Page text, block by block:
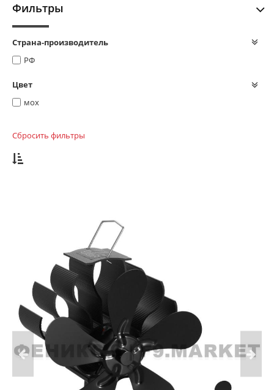
Фильтры
Страна-производитель
РФ
Цвет
мох
Сбросить фильтры